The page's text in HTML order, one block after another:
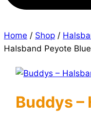
Home / Shop /
Halsband Peyote Blue
Buddys –